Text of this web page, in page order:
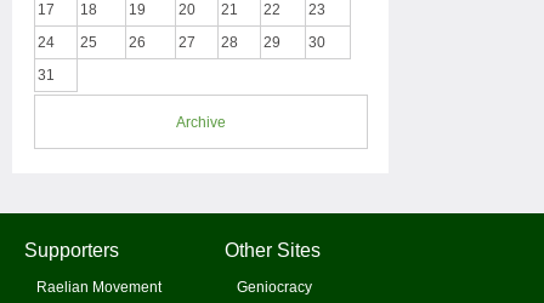
17
18 19 20 21 22
23
24
25 26 27 28 29
30
31
Archive
Supporters
Raelian Movement
Other Sites
Geniocracy